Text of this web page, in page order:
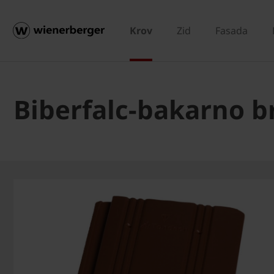
Krov Zid Fasada
Biberfalc-bakarno